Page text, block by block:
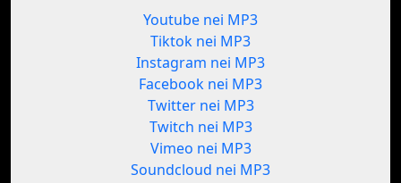
Youtube nei MP3
Tiktok nei MP3
Instagram nei MP3
Facebook nei MP3
Twitter nei MP3
Twitch nei MP3
Vimeo nei MP3
Soundcloud nei MP3